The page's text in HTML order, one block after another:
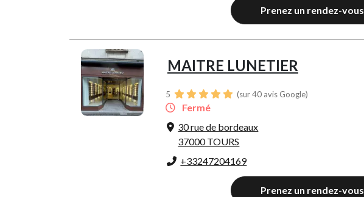
Prenez un rendez-vous
MAITRE LUNETIER
5 (sur 40 avis Google)
Fermé
30 rue de bordeaux
37000 TOURS
+33247204169
Prenez un rendez-vous